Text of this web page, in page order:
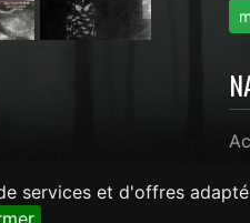
services et d'offres